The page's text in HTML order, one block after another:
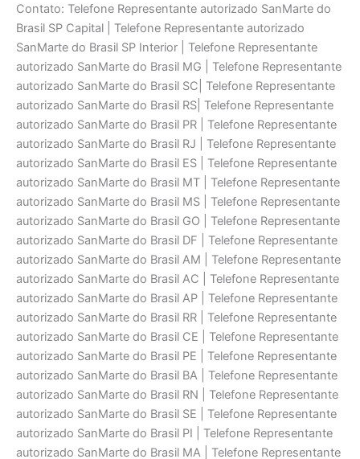
Contato: Telefone Representante autorizado SanMarte do
Brasil SP Capital | Telefone Representante autorizado
SanMarte do Brasil SP Interior | Telefone Representante
autorizado SanMarte do Brasil MG | Telefone Representante
autorizado SanMarte do Brasil SC| Telefone Representante
autorizado SanMarte do Brasil RS| Telefone Representante
autorizado SanMarte do Brasil PR | Telefone Representante
autorizado SanMarte do Brasil RJ | Telefone Representante
autorizado SanMarte do Brasil ES | Telefone Representante
autorizado SanMarte do Brasil MT | Telefone Representante
autorizado SanMarte do Brasil MS | Telefone Representante
autorizado SanMarte do Brasil GO | Telefone Representante
autorizado SanMarte do Brasil DF | Telefone Representante
autorizado SanMarte do Brasil AM | Telefone Representante
autorizado SanMarte do Brasil AC | Telefone Representante
autorizado SanMarte do Brasil AP | Telefone Representante
autorizado SanMarte do Brasil RR | Telefone Representante
autorizado SanMarte do Brasil CE | Telefone Representante
autorizado SanMarte do Brasil PE | Telefone Representante
autorizado SanMarte do Brasil BA | Telefone Representante
autorizado SanMarte do Brasil RN | Telefone Representante
autorizado SanMarte do Brasil SE | Telefone Representante
autorizado SanMarte do Brasil PI | Telefone Representante
autorizado SanMarte do Brasil MA | Telefone Representante